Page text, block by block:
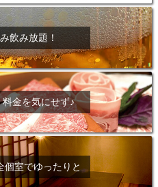
飲み放題！
金を気にせず♪
個室でゆったりと